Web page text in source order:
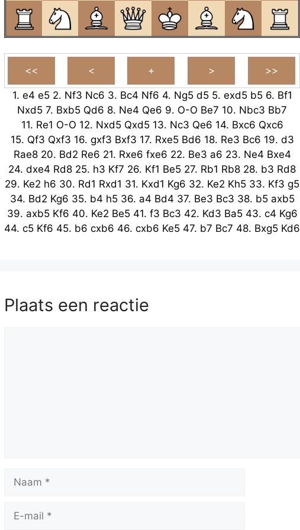
1. e4 e5 2. Nf3 Nc6 3. Bc4 Nf6 4. Ng5 d5 5. exd5 b5 6. Bf1
Nxd5 7. Bxb5 Qd6 8. Ne4 Qe6 9. O-O Be7 10. Nbc3 Bb7
11. Re1 O-O 12. Nxd5 Qxd5 13. Nc3 Qe6 14. Bxc6 Qxc6
15. Qf3 Qxf3 16. gxf3 Bxf3 17. Rxe5 Bd6 18. Re3 Bc6 19. d3
Rae8 20. Bd2 Re6 21. Rxe6 fxe6 22. Be3 a6 23. Ne4 Bxe4
24. dxe4 Rd8 25. h3 Kf7 26. Kf1 Be5 27. Rb1 Rb8 28. b3 Rd8
29. Ke2 h6 30. Rd1 Rxd1 31. Kxd1 Kg6 32. Ke2 Kh5 33. Kf3 g5
34. Bd2 Kg6 35. b4 h5 36. a4 Bd4 37. Be3 Bc3 38. b5 axb5
39. axb5 Kf6 40. Ke2 Be5 41. f3 Bc3 42. Kd3 Ba5 43. c4 Kg6
44. c5 Kf6 45. b6 cxb6 46. cxb6 Ke5 47. b7 Bc7 48. Bxg5 Kd6
Plaats een reactie
mail